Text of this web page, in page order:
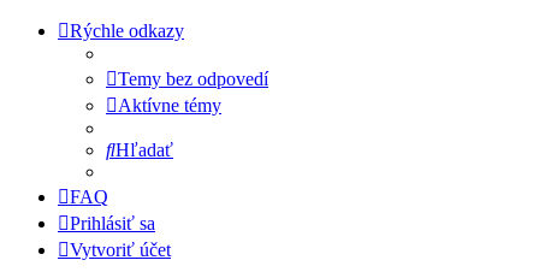
Rýchle odkazy
Temy bez odpovedí
Aktívne témy
Hľadať
FAQ
Prihlásiť sa
Vytvoriť účet